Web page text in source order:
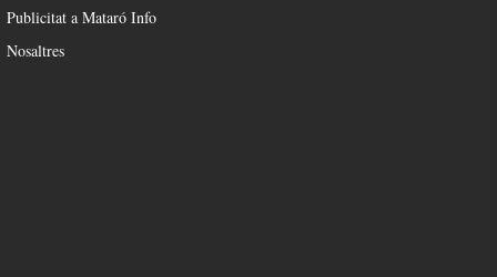
Publicitat a Mataró Info
Nosaltres